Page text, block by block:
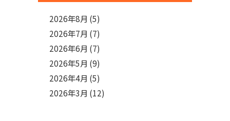
2026年8月 (5)
2026年7月 (7)
2026年6月 (7)
2026年5月 (9)
2026年4月 (5)
2026年3月 (12)